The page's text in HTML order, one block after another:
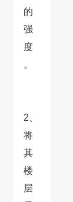
的
强
度
。
2、
将
其
楼
层